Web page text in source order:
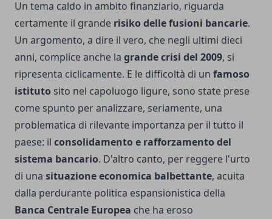
Un tema caldo in ambito finanziario, riguarda
certamente il grande risiko delle fusioni bancarie.
Un argomento, a dire il vero, che negli ultimi dieci
anni, complice anche la grande crisi del 2009, si
ripresenta ciclicamente. E le difficoltà di un famoso
istituto sito nel capoluogo ligure, sono state prese
come spunto per analizzare, seriamente, una
problematica di rilevante importanza per il tutto il
paese: il consolidamento e rafforzamento del
sistema bancario. D'altro canto, per reggere l'urto
di una situazione economica balbettante, acuita
dalla perdurante politica espansionistica della
Banca Centrale Europea che ha eroso